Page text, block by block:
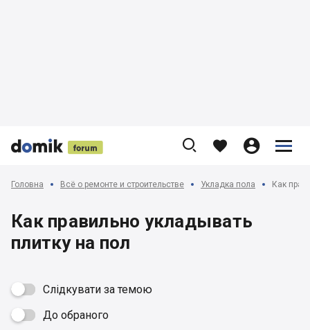


 
    


Головна Всё о ремонте и строительстве Укладка пола Как
Как правильно укладывать
плитку на пол
Слідкувати за темою
 До обраного